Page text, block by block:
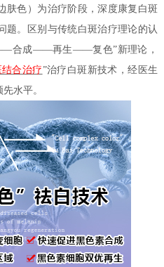
肤色）为治疗阶段，深度康复白斑
题。区别与传统白斑治疗理论的认
合成——再生——复色”新理论，
合治疗”治疗白斑新技术，经医生
水平。